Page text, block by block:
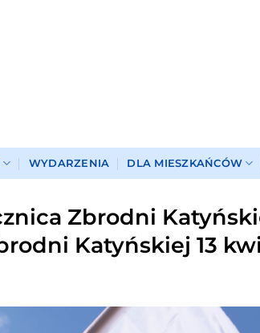
WYDARZENIA DLA MIESZKAŃCÓW
Zbrodni
Katyńskiej 13